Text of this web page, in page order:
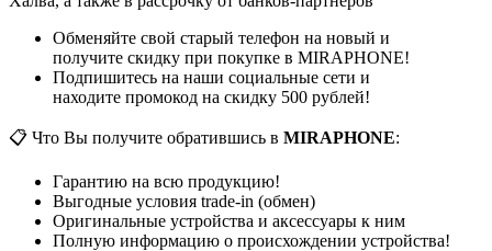
Обменяйте свой старый телефон на новый и
получите скидку при покупке в MIRAPHONE!
Подпишитесь на наши социальные сети и
находите промокод на скидку 500 рублей!
📋 Что Вы получите обратившись в MIRAPHONE:
Гарантию на всю продукцию!
Выгодные условия trade-in (обмен)
Оригинальные устройства и аксессуары к ним
Полную информацию о происхождении устройства!